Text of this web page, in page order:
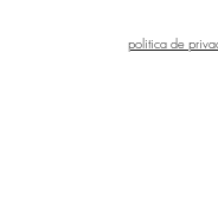
politica de